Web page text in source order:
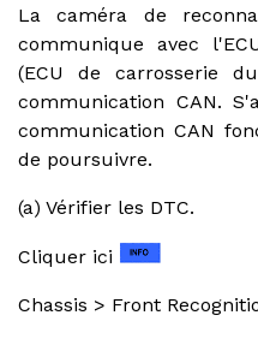
La caméra de
communique avec
(ECU de carrosserie
communication CAN.
communication CAN
de poursuivre.
(a) Vérifier les DTC.
Cliquer ici
Chassis > Front